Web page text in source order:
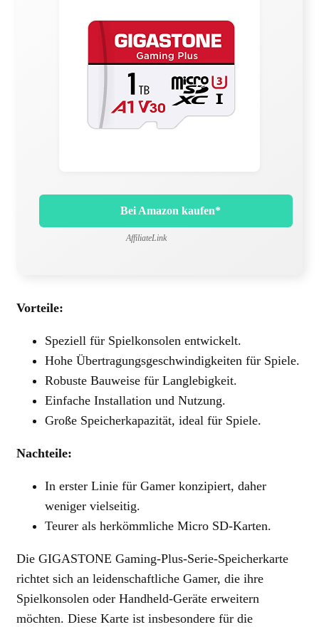
Bei Amazon kaufen*
AffiliateLink
Vorteile:
Speziell für Spielkonsolen entwickelt.
Hohe Übertragungsgeschwindigkeiten für Spiele.
Robuste Bauweise für Langlebigkeit.
Einfache Installation und Nutzung.
Große Speicherkapazität, ideal für Spiele.
Nachteile:
In erster Linie für Gamer konzipiert, daher
weniger vielseitig.
Teurer als herkömmliche Micro SD-Karten.
Die GIGASTONE Gaming-Plus-Serie-Speicherkarte
richtet sich an leidenschaftliche Gamer, die ihre
Spielkonsolen oder Handheld-Geräte erweitern
möchten. Diese Karte ist insbesondere für die